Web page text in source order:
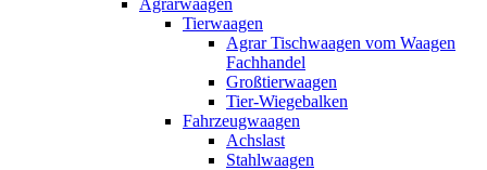
Agrarwaagen
Tierwaagen
Agrar Tischwaagen vom Waagen
Fachhandel
Großtierwaagen
Tier-Wiegebalken
Fahrzeugwaagen
Achslast
Stahlwaagen